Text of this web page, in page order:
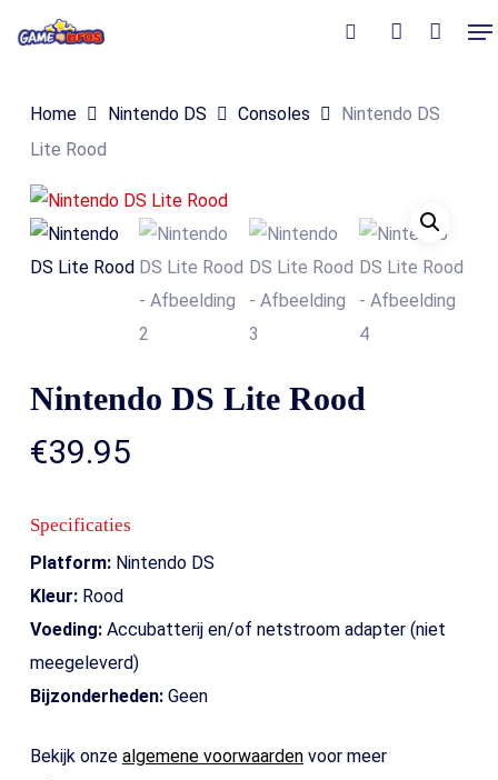
content
Winkelmand
Home Nintendo DS Consoles
Nintendo DS
Lite Rood
Nintendo DS Lite Rood
€39.95
Specificaties
Platform:Nintendo DS
Kleur:Rood
Voeding:Accubatterij en/of netstroom adapter (niet
meegeleverd)
Bijzonderheden:Geen
Bekijk onze algemene voorwaardenvoor meer